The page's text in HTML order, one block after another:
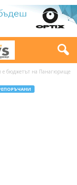
е бюджетът на Панагюрище